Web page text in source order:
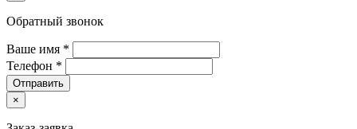
Обратный звонок
Ваше имя *
Телефон *
Отправить
×